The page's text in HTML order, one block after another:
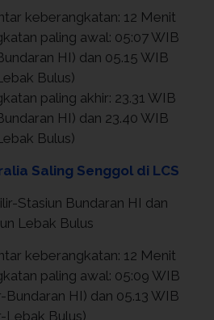
keberangkatan: 12 Menit
paling awal: 05:07 WIB
HI) dan 05.15 WIB
Bulus)
paling akhir: 23.31 WIB
HI) dan 23.40 WIB
Bulus)
Saling Senggol di LCS
Stasiun Bundaran HI dan
Lebak Bulus
keberangkatan: 12 Menit
paling awal: 05:09 WIB
Bundaran HI) dan 05.13 WIB
Lebak Bulus)